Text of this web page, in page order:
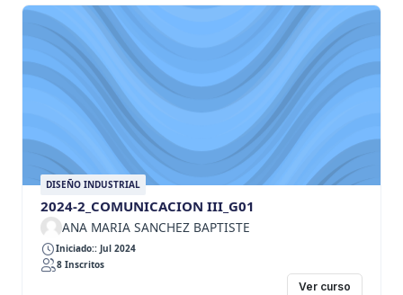
DISEÑO INDUSTRIAL
2024-2_COMUNICACION III_G01
ANA MARIA SANCHEZ BAPTISTE
Iniciado:: Jul 2024
8 Inscritos
Ver curso